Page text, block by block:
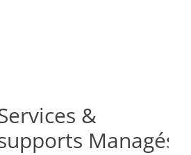
&
Managés